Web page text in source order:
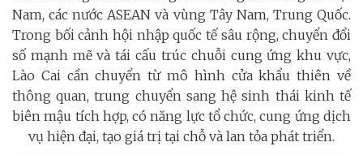
Nam, các nước ASEAN và vùng Tây Nam, Trung Quốc.
Trong bối cảnh hội nhập quốc tế sâu rộng, chuyển đổi
số mạnh mẽ và tái cấu trúc chuỗi cung ứng khu vực,
Lào Cai cần chuyển từ mô hình cửa khẩu thiên về
thông quan, trung chuyển sang hệ sinh thái kinh tế
biên mậu tích hợp, có năng lực tổ chức, cung ứng dịch
vụ hiện đại, tạo giá trị tại chỗ và lan tỏa phát triển.